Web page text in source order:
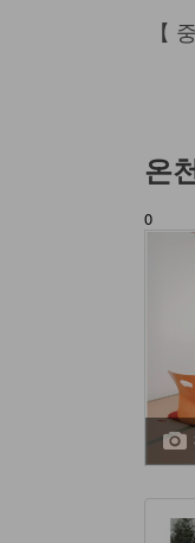
【
온
0